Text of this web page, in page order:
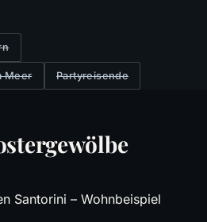
Meer Partyreisende